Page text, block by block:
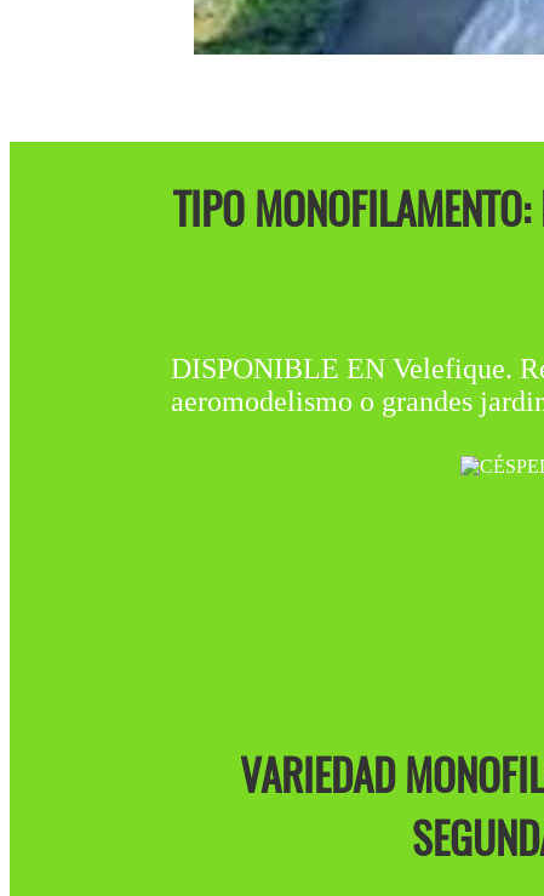
TIPO
DISPONIBLE EN Velefique.
aeromodelismo o grandes
VARIEDAD